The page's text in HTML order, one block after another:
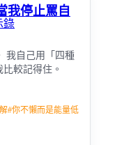
錄
我停止罵自
較記得住。
#你不懶而是能量低